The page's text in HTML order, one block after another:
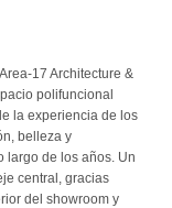
17 Architecture &
polifuncional
la experiencia de los
belleza y
largo de los años. Un
central, gracias
del showroom y